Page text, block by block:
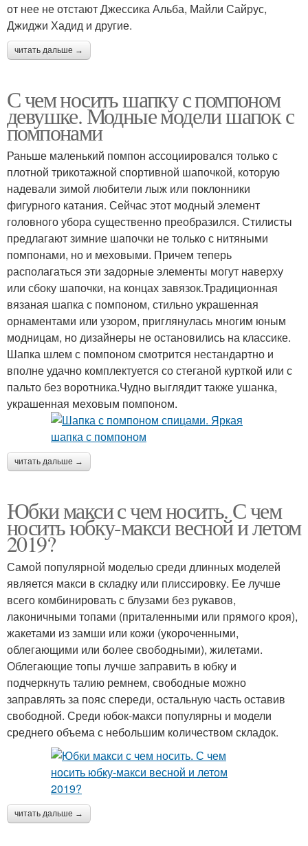
от нее не отстают Джессика Альба, Майли Сайрус,
Джиджи Хадид и другие.
читать дальше →
С чем носить шапку с помпоном
девушке. Модные модели шапок с
помпонами
Раньше маленький помпон ассоциировался только с
плотной трикотажной спортивной шапочкой, которую
надевали зимой любители лыж или поклонники
фигурного катания. Сейчас этот модный элемент
головного убора существенно преобразился. Стилисты
предлагают зимние шапочки не только с нитяными
помпонами, но и меховыми. Причем теперь
располагаться эти задорные элементы могут наверху
или сбоку шапочки, на концах завязок.Традиционная
вязаная шапка с помпоном, стильно украшенная
орнаментами или узором, приглянулась многим юным
модницам, но дизайнеры не остановились на классике.
Шапка шлем с помпоном смотрится нестандартно и
вполне удачно комплектуется со стеганой курткой или с
пальто без воротника.Чудно выглядит также ушанка,
украшенная меховым помпоном.
читать дальше →
Юбки макси с чем носить. С чем
носить юбку-макси весной и летом
2019?
Самой популярной моделью среди длинных моделей
является макси в складку или плиссировку. Ее лучше
всего комбинировать с блузами без рукавов,
лаконичными топами (приталенными или прямого кроя),
жакетами из замши или кожи (укороченными,
облегающими или более свободными), жилетами.
Облегающие топы лучше заправить в юбку и
подчеркнуть талию ремнем, свободные можно
заправлять за пояс спереди, остальную часть оставив
свободной. Среди юбок-макси популярны и модели
среднего объема с небольшим количеством складок.
читать дальше →